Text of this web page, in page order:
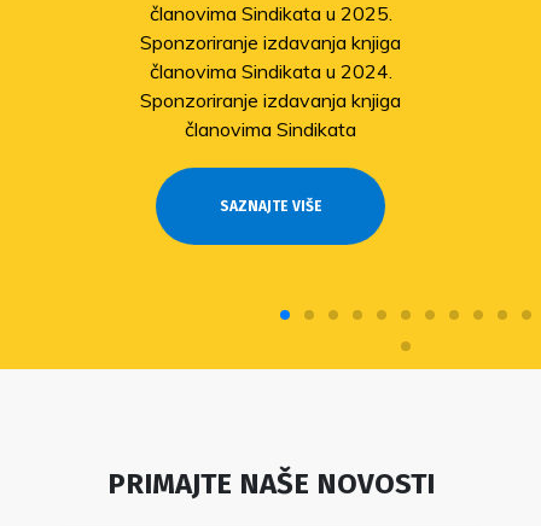
članovima Sindikata u 2025.
Sponzoriranje izdavanja knjiga
članovima Sindikata u 2024.
Sponzoriranje izdavanja knjiga
članovima Sindikata
SAZNAJTE VIŠE
PRIMAJTE NAŠE NOVOSTI